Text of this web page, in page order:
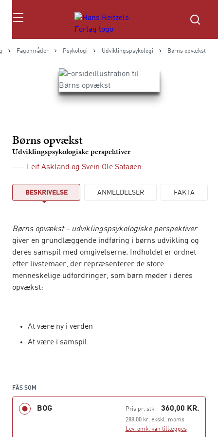
Søg
Fagområder Psykologi Udviklingspsykologi Børns opvækst
Børns opvækst
Udviklingspsykologiske perspektiver
Leif Askland og Svein Ole Sataøen
BESKRIVELSE ANMELDELSER FAKTA
Børns opvækst – udviklingspsykologiske perspektiver
giver en grundlæggende indføring i børns udvikling og
deres samspil med omgivelserne. Indholdet er ordnet
efter livstemaer, der repræsenterer de store
menneskelige udfordringer, som børn møder i deres
opvækst:
At være ny i verden
At være i samspil
De aktuelle livstemaer behandles tilbundsgående og
FÅS SOM
BOG Pris pr. stk.- 360,00 KR.
288,00 kr. ekskl. moms
Lev. omk. kan tillægges